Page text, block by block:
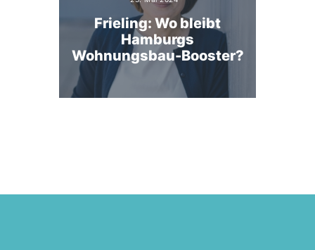
Frieling: Wo bleibt
Hamburgs
Wohnungsbau-Booster?